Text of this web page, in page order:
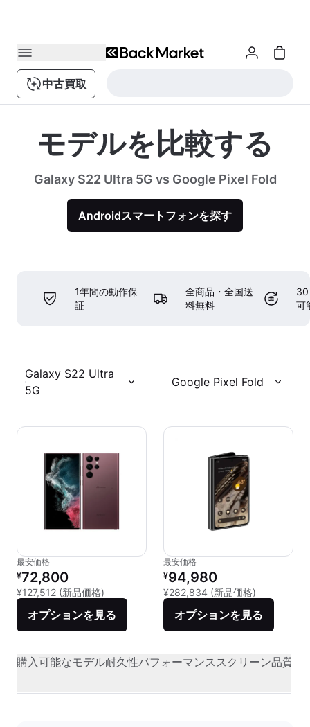
中古買取
モデルを比較する
Galaxy S22 Ultra 5G vs Google Pixel Fold
Androidスマートフォンを探す
1年間の動作保
証
全商品・全国送
料無料
30
可
Galaxy S22 Ultra
5G
Google Pixel Fold
最安価格
リファービッシュ品の価格：
¥72,800
¥127,512 (新品価格) 新品との比較：¥127,512
オプションを見る
最安価格
リファービッシュ品の価格：
¥94,980
¥282,834 (新品価格)
オプションを見る
購入可能なモデル耐久性パフォーマンススクリーン品質